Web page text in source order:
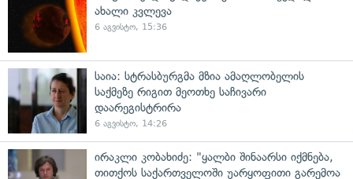
ახალი კვლევა
6 აგვისტო, 15:36
საია: სტრასბურგმა მზია ამაღლობელის
საქმეზე რიგით მეოთხე საჩივარი
დაარეგისტრირა
6 აგვისტო, 14:26
ირაკლი კობახიძე: "ყალბი შინაარსი იქმნება,
თითქოს საქართველოში უარყოფითი გარემოა